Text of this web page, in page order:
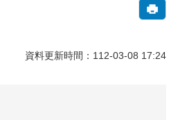
資料更新時間：112-03-08 17:24